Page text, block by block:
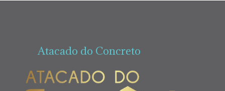
Atacado do Concreto